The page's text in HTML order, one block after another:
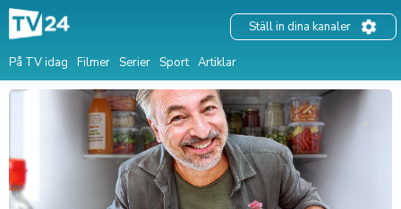
På TV idag Filmer Serier Sport Artiklar
Ställ in dina kanaler